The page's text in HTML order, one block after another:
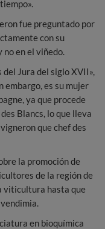
fue preguntado por
con su
no en el viñedo.
Jura del siglo XVII»,
embargo, es su mujer
ya que procede
Blancs, lo que lleva
que chef des
la promoción de
de la región de
viticultura hasta que
en bioquímica